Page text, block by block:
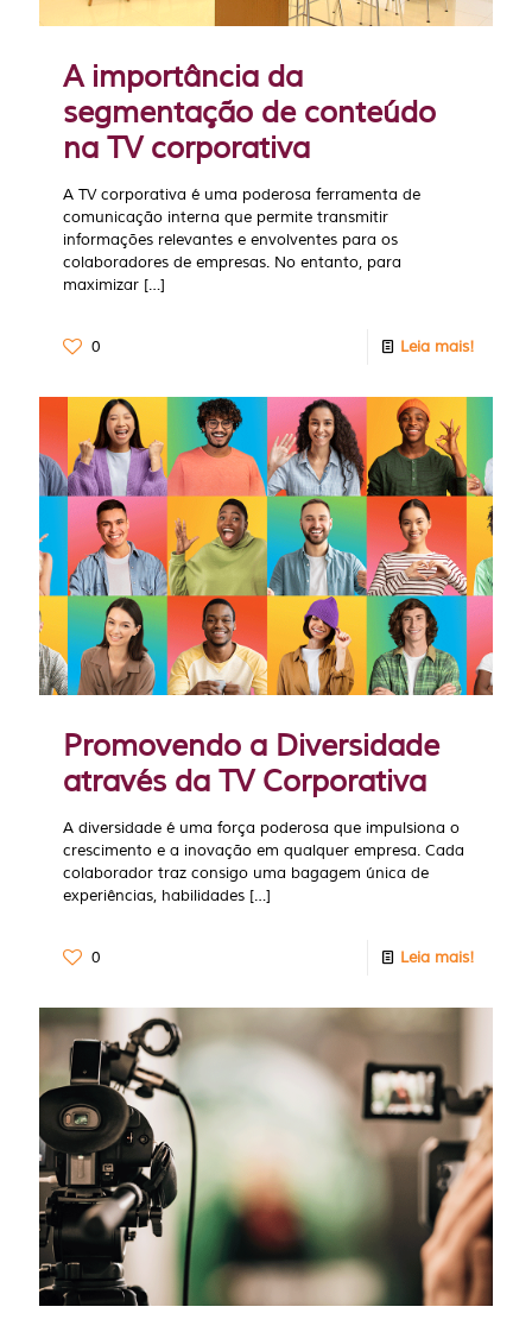
A importância da
segmentação de conteúdo
na TV corporativa
A TV corporativa é uma poderosa ferramenta de
comunicação interna que permite transmitir
informações relevantes e envolventes para os
colaboradores de empresas. No entanto, para
maximizar […]
0 Leia mais!
Promovendo a Diversidade
através da TV Corporativa
A diversidade é uma força poderosa que impulsiona o
crescimento e a inovação em qualquer empresa. Cada
colaborador traz consigo uma bagagem única de
experiências, habilidades […]
0 Leia mais!